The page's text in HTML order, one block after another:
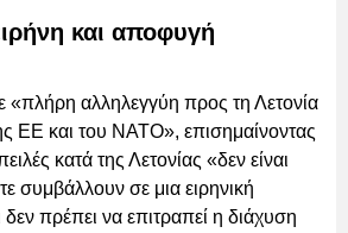
και αποφυγή
«πλήρη αλληλεγγύη προς τη Λετονία
ΕΕ και του ΝΑΤΟ», επισημαίνοντας
κατά της Λετονίας «δεν είναι
συμβάλλουν σε μια ειρηνική
δεν πρέπει να επιτραπεί η διάχυση